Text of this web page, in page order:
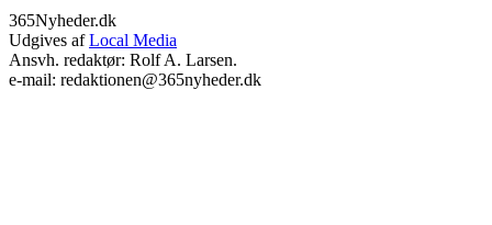
365Nyheder.dk
Udgives afLocal Media
Ansvh. redaktør: Rolf A. Larsen.
e-mail: redaktionen@365nyheder.dk